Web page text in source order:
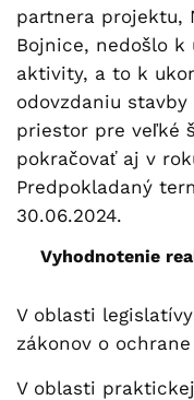
partnera projektu,
Bojnice, nedošlo k
aktivity, a to k
odovzdaniu
priestor pre veľké
pokračovať aj v
Predpokladaný
30.06.2024.
Vyhodnotenie
V oblasti
zákonov o
V oblasti